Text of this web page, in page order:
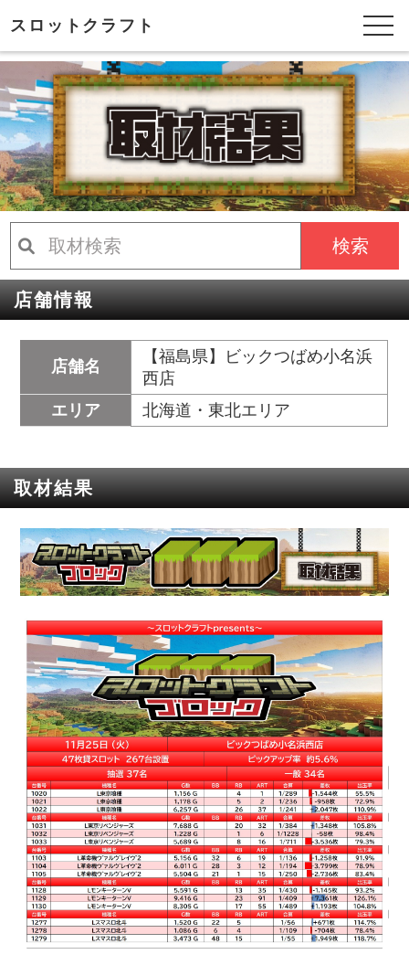
スロットクラフト
検索
店舗情報
店舗名
【福島県】ビックつばめ小名浜
西店
エリア
北海道・東北エリア
取材結果